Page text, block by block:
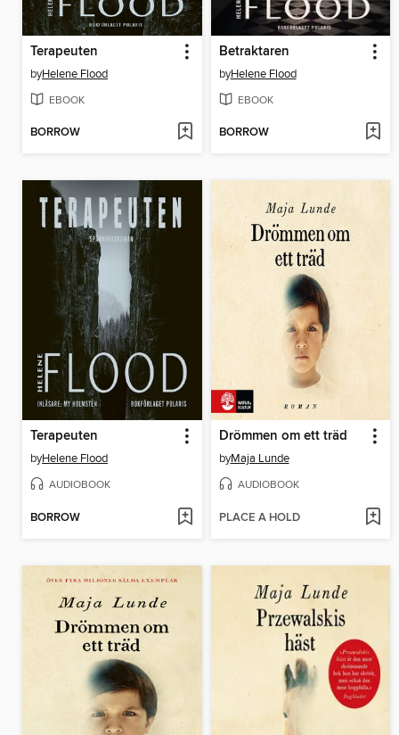
Terapeuten
byHelene Flood
EBOOK
BORROW
Betraktaren
byHelene Flood
EBOOK
BORROW
Terapeuten
byHelene Flood
AUDIOBOOK
BORROW
Drömmen om ett träd
byMaja Lunde
AUDIOBOOK
PLACE A HOLD